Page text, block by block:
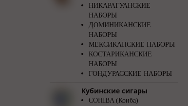
НИКАРАГУАНСКИЕ
НАБОРЫ
ДОМИНИКАНСКИЕ
НАБОРЫ
МЕКСИКАНСКИЕ НАБОРЫ
КОСТАРИКАНСКИЕ
НАБОРЫ
ГОНДУРАССКИЕ НАБОРЫ
Кубинские сигары
COHIBA (Коиба)